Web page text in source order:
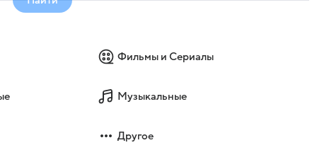
Фильмы и Сериалы
Музыкальные
Другое